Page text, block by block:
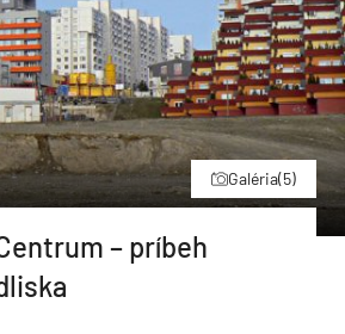
Galéria(5)
– príbeh